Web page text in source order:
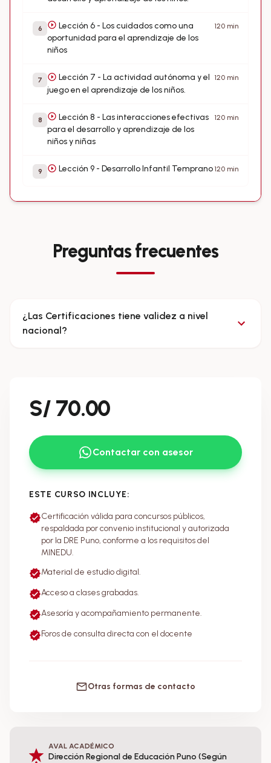
6
Lección 6 - Los cuidados como una
oportunidad para el aprendizaje de los
niños
120 min
7
Lección 7 - La actividad autónoma y el
juego en el aprendizaje de los niños.
120 min
8
Lección 8 - Las interacciones efectivas
para el desarrollo y aprendizaje de los
niños y niñas
120 min
9 Lección 9 - Desarrollo Infantil Temprano 120 min
Preguntas frecuentes
¿Las Certificaciones tiene validez a nivel
nacional?
S/ 70.00
Contactar con asesor
ESTE CURSO INCLUYE:
Certificación válida para concursos públicos,
respaldada por convenio institucional y autorizada
por la DRE Puno, conforme a los requisitos del
MINEDU.
Material de estudio digital.
Acceso a clases grabadas.
Asesoría y acompañamiento permanente.
Foros de consulta directa con el docente
Otras formas de contacto
AVAL ACADÉMICO
Dirección Regional de Educación Puno (Según